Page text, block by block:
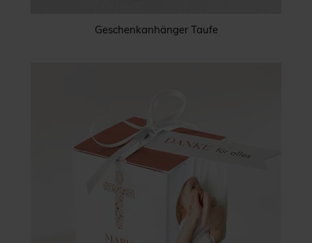
Geschenkanhänger Taufe